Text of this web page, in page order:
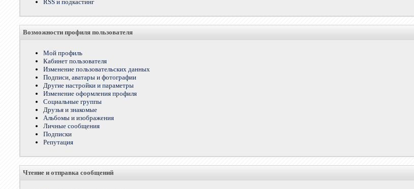
RSS и подкастинг
Возможности профиля пользователя
Мой профиль
Кабинет пользователя
Изменение пользовательских данных
Подписи, аватары и фотографии
Другие настройки и параметры
Изменение оформления профиля
Социальные группы
Друзья и знакомые
Альбомы и изображения
Личные сообщения
Подписки
Репутация
Чтение и отправка сообщений